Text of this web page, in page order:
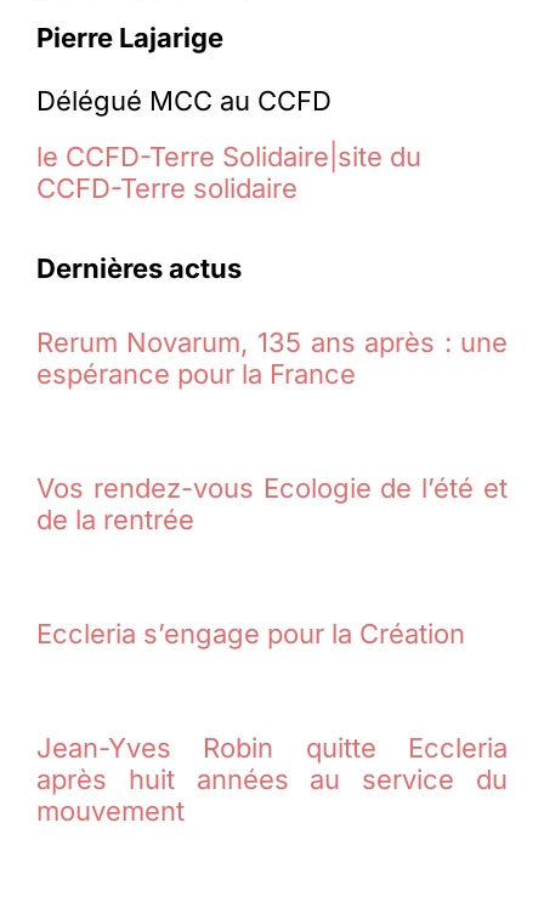
Pierre Lajarige
Délégué MCC au CCFD
le CCFD-Terre Solidaire|site du
CCFD-Terre solidaire
Dernières actus
Rerum Novarum, 135 ans après : une
espérance pour la France
Vos rendez-vous Ecologie de l’été et
de la rentrée
Eccleria s’engage pour la Création
Jean-Yves Robin quitte Eccleria
après huit années au service du
mouvement